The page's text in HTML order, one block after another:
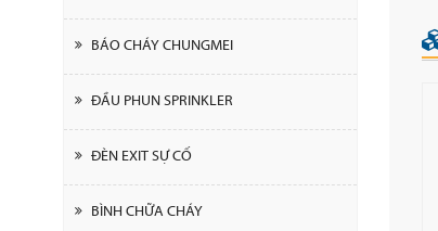
BÁO CHÁY CHUNGMEI
ĐẦU PHUN SPRINKLER
ĐÈN EXIT SỰ CỐ
BÌNH CHỮA CHÁY